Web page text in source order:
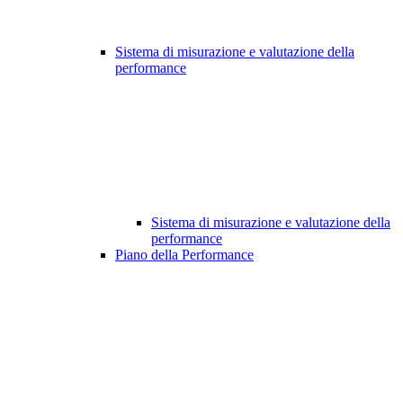
Sistema di misurazione e valutazione della
performance
Sistema di misurazione e valutazione della
performance
Piano della Performance